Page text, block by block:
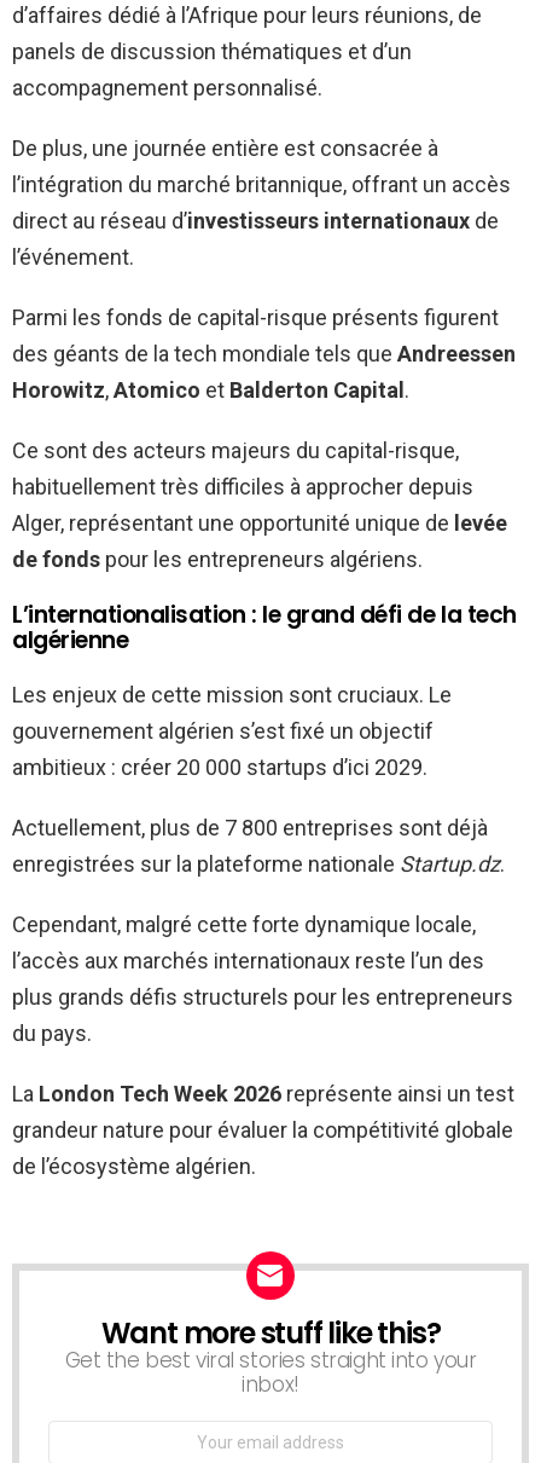
d’affaires dédié à l’Afrique pour leurs réunions, de
panels de discussion thématiques et d’un
accompagnement personnalisé.
De plus, une journée entière est consacrée à
l’intégration du marché britannique, offrant un accès
direct au réseau d’investisseurs internationaux de
l’événement.
Parmi les fonds de capital-risque présents figurent
des géants de la tech mondiale tels que Andreessen
Horowitz,Atomico et Balderton Capital.
Ce sont des acteurs majeurs du capital-risque,
habituellement très difficiles à approcher depuis
Alger, représentant une opportunité unique de levée
de fonds pour les entrepreneurs algériens.
L’internationalisation : le grand défi de la tech
algérienne
Les enjeux de cette mission sont cruciaux. Le
gouvernement algérien s’est fixé un objectif
ambitieux : créer 20 000 startups d’ici 2029.
Actuellement, plus de 7 800 entreprises sont déjà
enregistrées sur la plateforme nationale Startup.dz.
Cependant, malgré cette forte dynamique locale,
l’accès aux marchés internationaux reste l’un des
plus grands défis structurels pour les entrepreneurs
du pays.
La London Tech Week 2026 représente ainsi un test
grandeur nature pour évaluer la compétitivité globale
de l’écosystème algérien.
NEWSLETTER
Want more stuff like this?
Get the best viral stories straight into your
inbox!
Email